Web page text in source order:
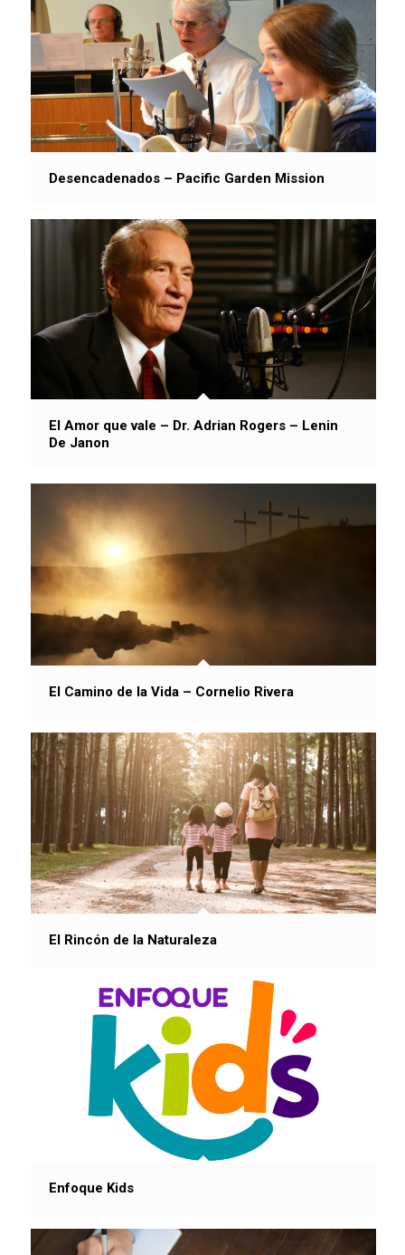
Desencadenados – Pacific Garden Mission
El Amor que vale – Dr. Adrian Rogers – Lenin
De Janon
El Camino de la Vida – Cornelio Rivera
El Rincón de la Naturaleza
Enfoque Kids